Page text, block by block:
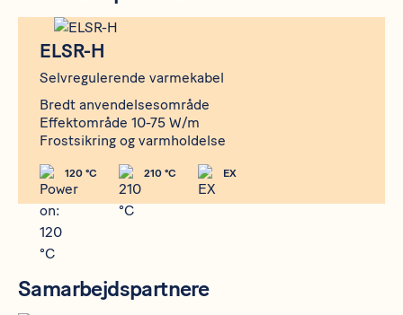
Produkt
ELSR-H
Selvregulerende varmekabel
Bredt anvendelsesområde
Effektområde 10-75 W/m
Frostsikring og varmholdelse
120 °C 210 °C EX
ELSR-H
Samarbejdspartnere